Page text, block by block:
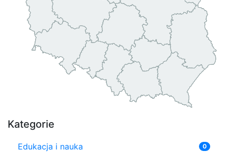
Kategorie
Edukacja i nauka 0